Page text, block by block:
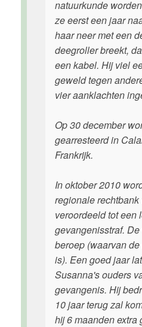
natuurkunde
ze eerst een jaar
haar neer met een
deegroller breekt,
een kabel. Hij viel
geweld tegen
vier aanklachten
Op 30 december
gearresteerd in
Frankrijk.
In oktober 2010
regionale
veroordeeld tot een
gevangenisstraf.
beroep (waarvan
is). Een goed jaar
Susanna's ouders
gevangenis. Hij
10 jaar terug zal
hij 6 maanden extra